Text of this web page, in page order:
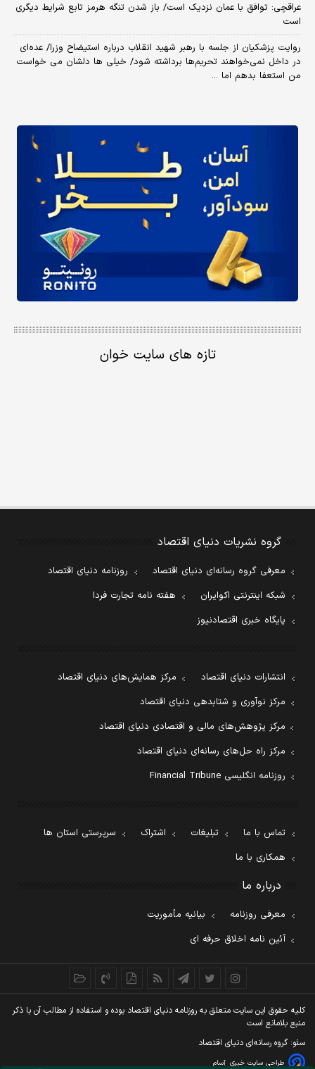
عراقچی: توافق با عمان نزدیک است/ باز شدن تنگه هرمز تابع شرایط دیگری
است
روایت پزشکیان از جلسه با رهبر شهید انقلاب درباره استیضاح وزرا/ عده‌ای
در داخل نمی‌خواهند تحریم‌ها برداشته شود/ خیلی ها دلشان می خواست
من استعفا بدهم اما ...
تازه های سایت خوان
گروه نشریات دنیای اقتصاد
معرفی گروه رسانه‌ای دنیای اقتصاد
روزنامه دنیای اقتصاد
شبکه اینترنتی اکوایران
هفته نامه تجارت فردا
پایگاه خبری اقتصادنیوز
انتشارات دنیای اقتصاد
مرکز همایش‌های دنیای اقتصاد
مرکز نوآوری و شتابدهی دنیای اقتصاد
مرکز پژوهش‌های مالی و اقتصادی دنیای اقتصاد
مرکز راه حل‌های رسانه‌ای دنیای اقتصاد
روزنامه انگلیسی Financial Tribune
تماس با ما تبلیغات اشتراک
سرپرستی استان ها
همکاری با ما
درباره ما
معرفی روزنامه
بیانیه مأموریت
آئین نامه اخلاق حرفه ای
کليه حقوق اين سايت متعلق به روزنامه دنيای اقتصاد بوده و استفاده از مطالب آن با ذکر
منبع بلامانع است
سئو: گروه رسانه‌ای دنیای اقتصاد
طراحی سایت خبری آسام